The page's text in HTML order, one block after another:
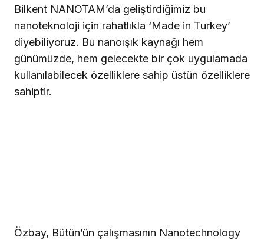
Bilkent NANOTAM’da geliştirdiğimiz bu
nanoteknoloji için rahatlıkla ‘Made in Turkey’
diyebiliyoruz. Bu nanoışık kaynağı hem
günümüzde, hem gelecekte bir çok uygulamada
kullanılabilecek özelliklere sahip üstün özelliklere
sahiptir.
Özbay, Bütün’ün çalışmasının Nanotechnology